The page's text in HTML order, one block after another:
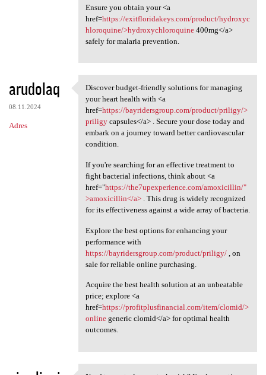
Ensure you obtain your <a
href=https://exitfloridakeys.com/product/hydroxyc
hloroquine/>hydroxychloroquine400mg</a>
safely for malaria prevention.
arudolaq
08.11.2024
Adres
Discover budget-friendly
Discover budget-friendly solutions for managing
your heart health with <a
href=https://bayridersgroup.com/product/priligy/>
priligycapsules</a> . Secure your dose today and
embark on a journey toward better cardiovascular
condition.
If you're searching for an effective treatment to
fight bacterial infections, think about <a
href="https://the7upexperience.com/amoxicillin/"
>amoxicillin</a>. This drug is widely recognized
for its effectiveness against a wide array of bacteria.
Explore the best options for enhancing your
performance with
https://bayridersgroup.com/product/priligy/, on
sale for reliable online purchasing.
Acquire the best health solution at an unbeatable
price; explore <a
href=https://profitplusfinancial.com/item/clomid/>
onlinegeneric clomid</a> for optimal health
outcomes.